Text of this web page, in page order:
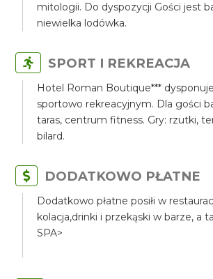
mitologii. Do dyspozycji Gości jest
niewielka lodówka.
SPORT I REKREACJA
Hotel Roman Boutique***
sportowo rekreacyjnym. Dla gości
taras, centrum fitness. Gry: rzutki,
bilard.
DODATKOWO PŁATNE
Dodatkowo płatne posiłi w
kolacja,drinki i przekąski w barze, a
SPA>